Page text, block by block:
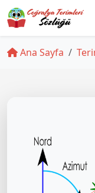
Ana Sayfa